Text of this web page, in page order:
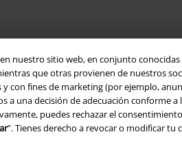
nuestro sitio web, en conjunto
que otras provienen de nuestros
con fines de marketing (por ejemplo,
a una decisión de adecuación conforme
puedes rechazar el
”. Tienes derecho a revocar o modificar